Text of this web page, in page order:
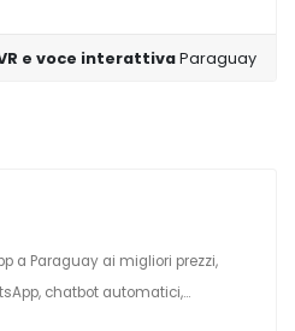
e voce interattivaParaguay
a Paraguay ai migliori prezzi,
chatbot automatici,...